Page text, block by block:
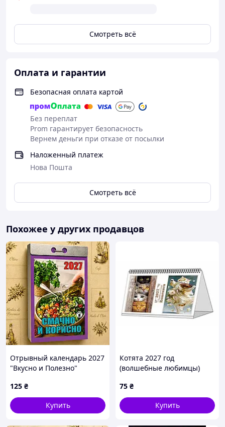
Смотреть всё
Оплата и гарантии
Безопасная оплата картой
Без переплат
Prom гарантирует безопасность
Вернем деньги при отказе от посылки
Наложенный платеж
Нова Пошта
Смотреть всё
Похожее у других продавцов
Отрывный календарь 2027
"Вкусно и Полезно"
украинский язык
125 ₴
Купить
Котята 2027 год
(волшебные любимцы)
75 ₴
Купить